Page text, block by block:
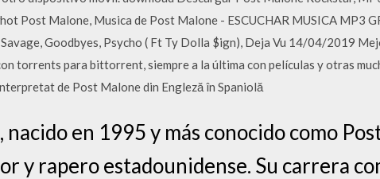
Post Malone, Musica de Post Malone - ESCUCHAR MUSICA MP3
Goodbyes, Psycho ( Ft Ty Dolla $ign), Deja Vu 14/04/2019
torrents para bittorrent, siempre a la última con películas y otras
de Post Malone din Engleză în Spaniolă
en 1995 y más conocido como
y rapero estadounidense. Su carrera